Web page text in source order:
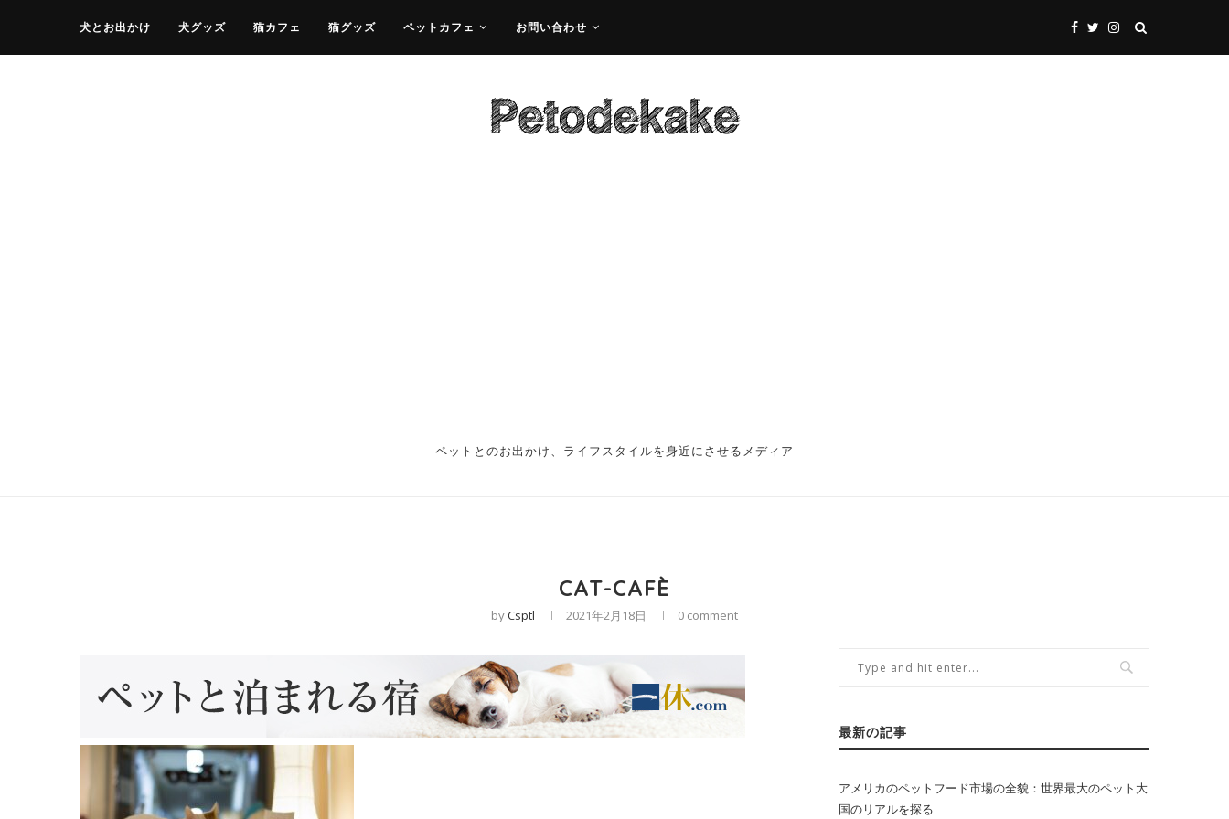
犬とお出かけ 犬グッズ 猫カフェ 猫グッズ ペットカフェ お問い合わせ
ペットとのお出かけ、ライフスタイルを身近にさせるメディア
CAT-CAFÈ
byCsptl 2021年2月18日 0 comment
最新の記事
アメリカのペットフード市場の全貌：世界最大のペット大
国のリアルを探る